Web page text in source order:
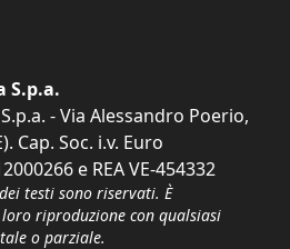
S.p.a.
- Via Alessandro Poerio,
Cap. Soc. i.v. Euro
e REA VE-454332
testi sono riservati. È
riproduzione con qualsiasi
o parziale.